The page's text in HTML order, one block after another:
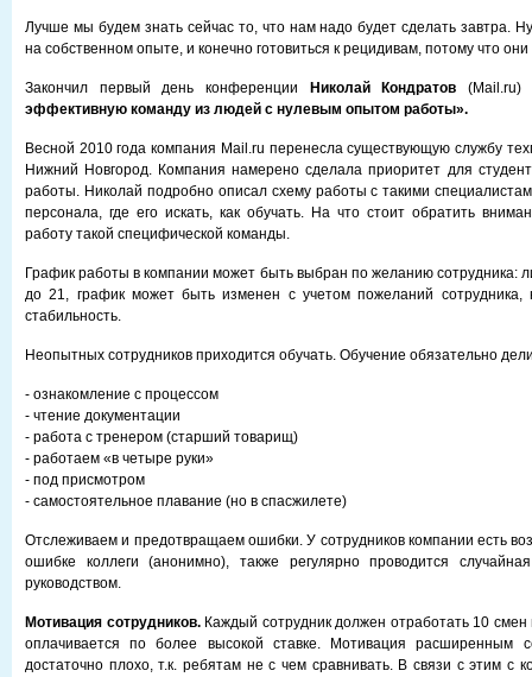
Лучше мы будем знать сейчас то, что нам надо будет сделать завтра.
на собственном опыте, и конечно готовиться к рецидивам, потому что они
Закончил первый день конференции Николай Кондратов
эффективную команду из людей с нулевым опытом работы».
Весной 2010 года компания Mail.ru перенесла существующую службу
Нижний Новгород. Компания намерено сделала приоритет для
работы. Николай подробно описал схему работы с такими
персонала, где его искать, как обучать. На что стоит обратить
работу такой специфической команды.
График работы в компании может быть выбран по желанию сотрудника:
до 21, график может быть изменен с учетом пожеланий
стабильность.
Неопытных сотрудников приходится обучать. Обучение обязательно
- ознакомление с процессом
- чтение документации
- работа с тренером (старший товарищ)
- работаем «в четыре руки»
- под присмотром
- самостоятельное плавание (но в спасжилете)
Отслеживаем и предотвращаем ошибки. У сотрудников компании есть
ошибке коллеги (анонимно), также регулярно проводится
руководством.
Мотивация сотрудников.Каждый сотрудник должен отработать 10 смен
оплачивается по более высокой ставке. Мотивация расширенным
достаточно плохо, т.к. ребятам не с чем сравнивать. В связи с этим с